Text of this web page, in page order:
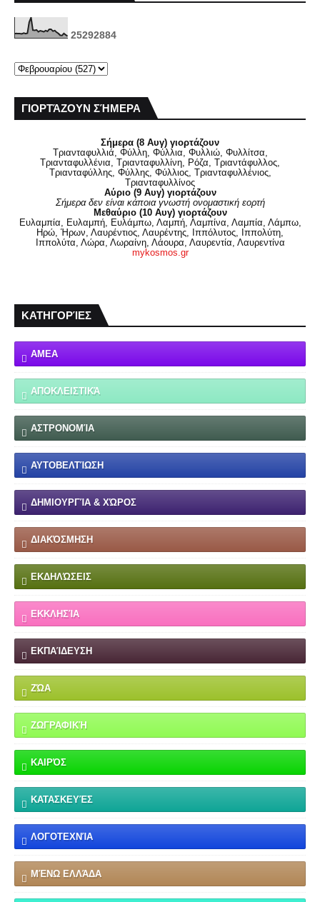
25292884
ΓΙΟΡΤΆΖΟΥΝ ΣΉΜΕΡΑ
Σήμερα (8 Αυγ) γιορτάζουν
Τριανταφυλλιά, Φύλλη, Φύλλια, Φυλλιώ, Φυλλίτσα,
Τριανταφυλλένια, Τριανταφυλλίνη, Ρόζα, Τριαντάφυλλος,
Τριανταφύλλης, Φύλλης, Φύλλιος, Τριανταφυλλένιος,
Τριανταφυλλίνος
Αύριο (9 Αυγ) γιορτάζουν
Σήμερα δεν είναι κάποια γνωστή ονομαστική εορτή
Μεθαύριο (10 Αυγ) γιορτάζουν
Ευλαμπία, Ευλαμπή, Ευλάμπω, Λαμπή, Λαμπίνα, Λαμπία, Λάμπω,
Ηρώ, Ήρων, Λαυρέντιος, Λαυρέντης, Ιππόλυτος, Ιππολύτη,
Ιππολύτα, Λώρα, Λωραίνη, Λάουρα, Λαυρεντία, Λαυρεντίνα
mykosmos.gr
ΚΑΤΗΓΟΡΊΕΣ
ΑΜΕΑ
ΑΠΟΚΛΕΙΣΤΙΚΆ
ΑΣΤΡΟΝΟΜΊΑ
ΑΥΤΟΒΕΛΤΊΩΣΗ
ΔΗΜΙΟΥΡΓΊΑ & ΧΏΡΟΣ
ΔΙΑΚΌΣΜΗΣΗ
ΕΚΔΗΛΏΣΕΙΣ
ΕΚΚΛΗΣΊΑ
ΕΚΠΑΊΔΕΥΣΗ
ΖΏΑ
ΖΩΓΡΑΦΙΚΉ
ΚΑΙΡΌΣ
ΚΑΤΑΣΚΕΥΈΣ
ΛΟΓΟΤΕΧΝΊΑ
ΜΈΝΩ ΕΛΛΆΔΑ